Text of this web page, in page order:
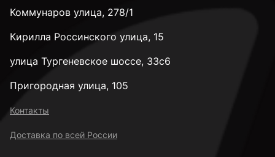
32 мм
35 мм
Коммунаров улица, 278/1
Кирилла Россинского улица, 15
улица Тургеневское шоссе, 33с6
Пригородная улица, 105
Контакты
Доставка по всей России